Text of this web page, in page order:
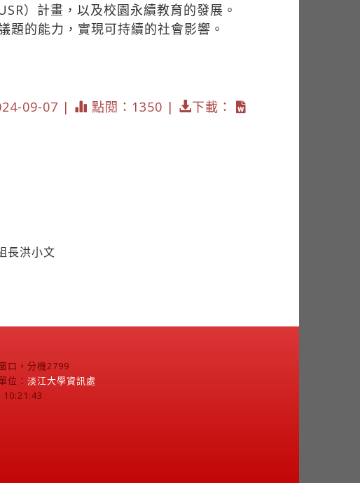
）計畫，以及校園永續教育的發展。
的能力，實現可持續的社會影響。
09-07 | 點閱：1350 | 下載：
長洪小文
口，分機2799
位： 淡江大學資訊處
10:21:43